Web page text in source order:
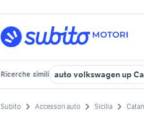
Ricerche simili auto volkswagen up
Subito Accessori auto Sicilia